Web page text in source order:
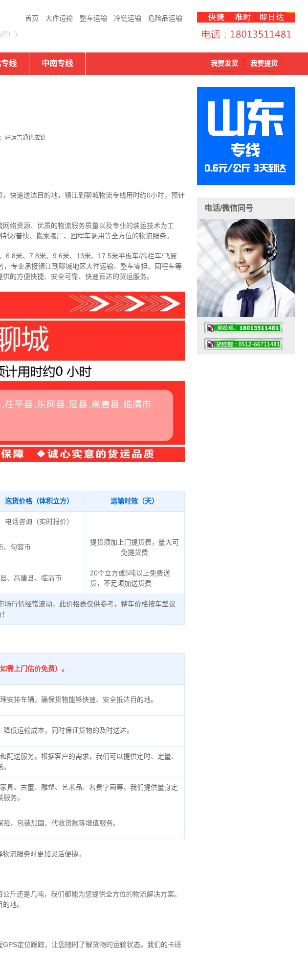
首页 大件运输 整车运输 冷链运输 危险品运输
！）
线 中南专线 我要发货 我要提货
好运吉通供应链
，快速送达目的地，镇江到聊城物流专线用时约0小时，预计
络资源、优质的物流服务质量以及专业的装运技术为工
快/普快、搬家搬厂、回程车调用等全方位的物流服务。
6.8米、7.8米、9.6米、13米、17.5米平板车/高栏车/飞翼
专业承接镇江到聊城地区大件运输、整车零担、回程车等
的方便快捷、安全可靠、快速直达的货运服务。
泡货价格（体积立方） 运输时效（天）
电话咨询（实时报价）
、句容市
提货须加上门提货费，量大可
免提货费
、高唐县、临清市
20个立方或5吨以上免费送
货，不足须加送货费
行情经常波动，此价格表仅供参考，整车价格按车型议
需上门估价免费）。
安排车辆，确保货物能够快速、安全抵达目的地。
低运输成本，同时保证货物的及时送达。
送服务。根据客户的需求，我们可以提供定时、定量、
具、古董、雕塑、艺术品、名贵字画等，我们提供量身定
务。
、包装加固、代收货款等增值服务。
流服务时更加灵活便捷。
斤还是几吨，我们都能为您提供全方位的物流解决方案。
地。
定位跟踪，让您随时了解货物的运输状态。我们的卡班
电话/微信同号